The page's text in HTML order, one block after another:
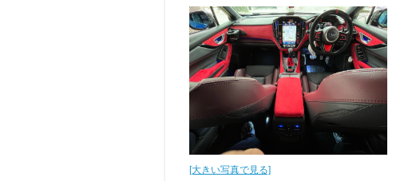
[大きい写真で見る]